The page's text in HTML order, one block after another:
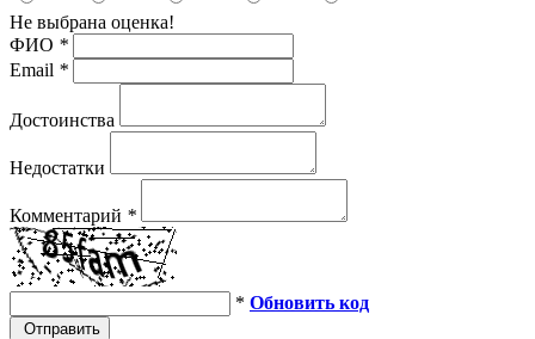
Не выбрана оценка!
ФИО *
Email *
Достоинства
Недостатки
Комментарий *
* Обновить код
Отправить